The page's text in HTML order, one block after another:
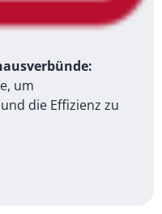
um
die Effizienz zu